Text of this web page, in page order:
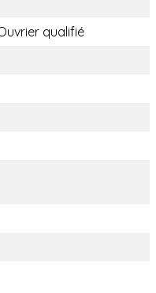
qualifié